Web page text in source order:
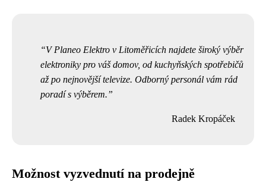
V Planeo Elektro v Litoměřicích najdete široký výběr
elektroniky pro váš domov, od kuchyňských spotřebičů
až po nejnovější televize. Odborný personál vám rád
poradí s výběrem.
Radek Kropáček
Možnost vyzvednutí na prodejně